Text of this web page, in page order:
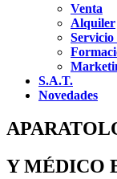
Venta
Alquiler
Servicio
S.A.T.
Novedades
Y MÉDICO